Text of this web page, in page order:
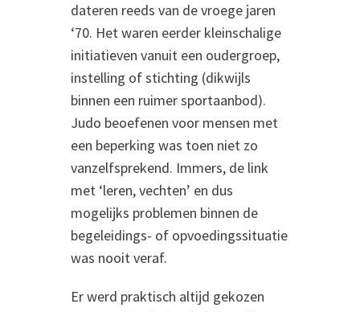
dateren reeds van de vroege jaren
‘70. Het waren eerder kleinschalige
initiatieven vanuit een oudergroep,
instelling of stichting (dikwijls
binnen een ruimer sportaanbod).
Judo beoefenen voor mensen met
een beperking was toen niet zo
vanzelfsprekend. Immers, de link
met ‘leren, vechten’ en dus
mogelijks problemen binnen de
begeleidings- of opvoedingssituatie
was nooit veraf.
Er werd praktisch altijd gekozen